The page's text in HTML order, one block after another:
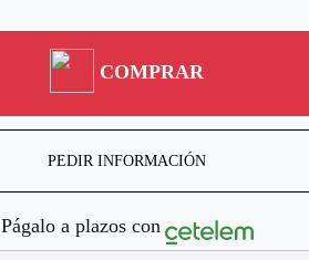
COMPRAR
PEDIR INFORMACIÓN
Págalo a plazos con